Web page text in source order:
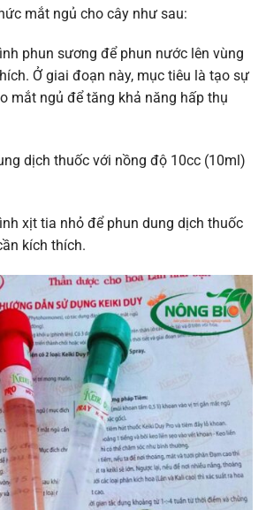
mắt ngủ cho cây như sau:
phun sương để phun nước lên vùng
Ở giai đoạn này, mục tiêu là tạo sự
mắt ngủ để tăng khả năng hấp thụ
dịch thuốc với nồng độ 10cc (10ml)
xịt tia nhỏ để phun dung dịch thuốc
kích thích.